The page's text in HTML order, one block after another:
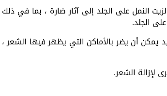
النمل على الجلد إلى آثار ضارة ، بما في ذلك
الجلد.
يمكن أن يضر بالأماكن التي يظهر فيها الشعر ،
الشعر.